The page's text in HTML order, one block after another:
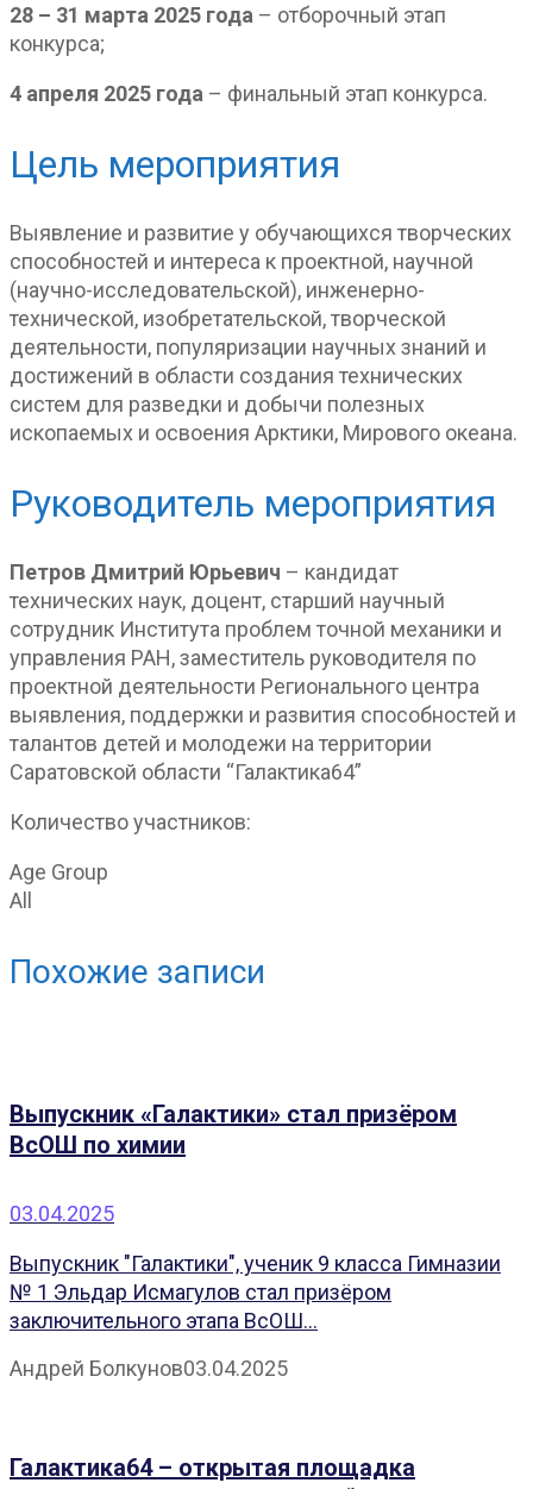
28 – 31 марта 2025 года – отборочный этап
конкурса;
4 апреля 2025 года – финальный этап конкурса.
Цель мероприятия
Выявление и развитие у обучающихся творческих
способностей и интереса к проектной, научной
(научно-исследовательской), инженерно-
технической, изобретательской, творческой
деятельности, популяризации научных знаний и
достижений в области создания технических
систем для разведки и добычи полезных
ископаемых и освоения Арктики, Мирового океана.
Руководитель мероприятия
Петров Дмитрий Юрьевич – кандидат
технических наук, доцент, старший научный
сотрудник Института проблем точной механики и
управления РАН, заместитель руководителя по
проектной деятельности Регионального центра
выявления, поддержки и развития способностей и
талантов детей и молодежи на территории
Саратовской области “Галактика64”
Количество участников:
Age Group
All
Похожие записи
Выпускник «Галактики» стал призёром
ВсОШ по химии
03.04.2025
Выпускник "Галактики", ученик 9 класса Гимназии
№ 1 Эльдар Исмагулов стал призёром
заключительного этапа ВсОШ...
Андрей Болкунов03.04.2025
Галактика64 – открытая площадка